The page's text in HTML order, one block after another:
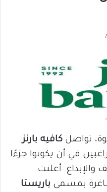
تواصل كافيه بارنز
في أن يكونوا جزءًا
أعلنت
بمسمى باريستا